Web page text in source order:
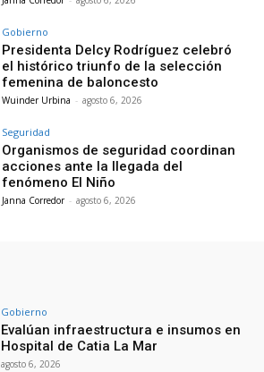
Gobierno
Presidenta Delcy Rodríguez celebró
el histórico triunfo de la selección
femenina de baloncesto
Wuinder Urbina - agosto 6, 2026
Seguridad
Organismos de seguridad coordinan
acciones ante la llegada del
fenómeno El Niño
Janna Corredor - agosto 6, 2026
Gobierno
Evalúan infraestructura e insumos en
Hospital de Catia La Mar
agosto 6, 2026